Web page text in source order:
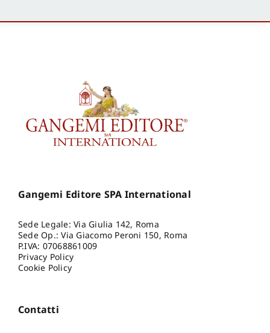
Gangemi Editore SPA International
Sede Legale: Via Giulia 142, Roma
Sede Op.: Via Giacomo Peroni 150, Roma
P.IVA: 07068861009
Privacy Policy
Cookie Policy
Contatti